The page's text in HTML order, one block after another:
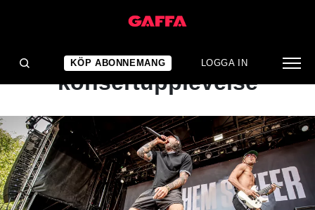
KÖP ABONNEMANG LOGGA IN
KONSERTRECENSION
En förlösande
konsertupplevelse